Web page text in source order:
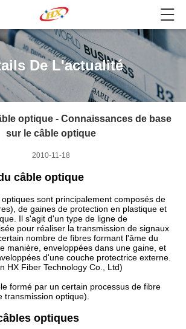
De L'actualité
optique - Connaissances de base
sur le câble optique
2010-11-18
câble optique
sont principalement composés de
de gaines de protection en plastique et
Il s'agit d'un type de ligne de
pour réaliser la transmission de signaux
nombre de fibres formant l'âme du
manière, enveloppées dans une gaine, et
d'une couche protectrice externe.
HX Fiber Technology Co., Ltd)
formé par un certain processus de fibre
optique).
optiques